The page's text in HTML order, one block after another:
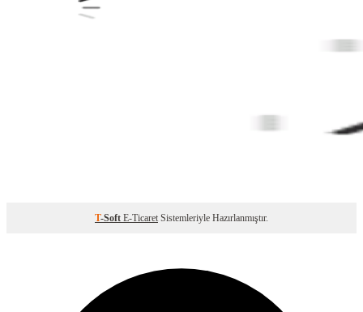
T-Soft E-Ticaret Sistemleriyle Hazırlanmıştır.